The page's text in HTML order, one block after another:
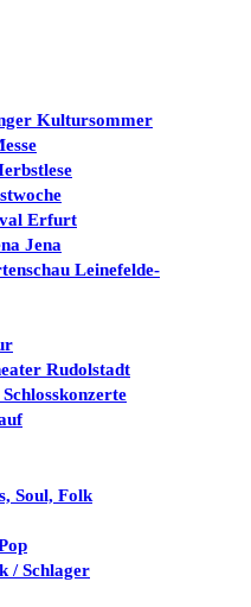
Kultursommer
Erfurt
Jena
Leinefelde-
Rudolstadt
Soul, Folk
/ Schlager